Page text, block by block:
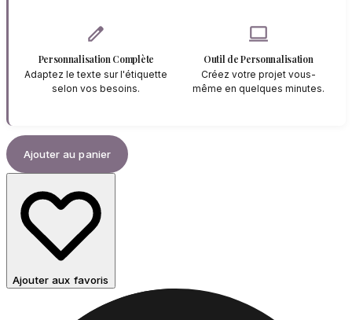
edit
Personnalisation Complète
Adaptez le texte sur l'étiquette
selon vos besoins.
computer
Outil de Personnalisation
Créez votre projet vous-
même en quelques minutes.
Ajouter au panier
Ajouter aux favoris